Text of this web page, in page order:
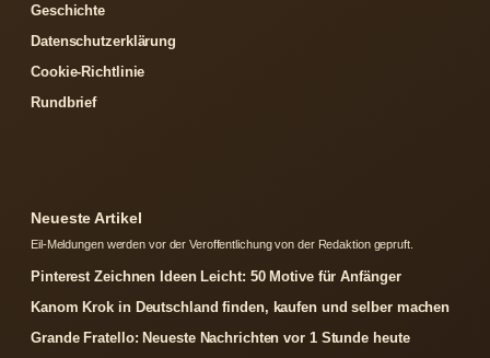
Geschichte
Datenschutzerklärung
Cookie-Richtlinie
Rundbrief
Neueste Artikel
Eil-Meldungen werden vor der Veroffentlichung von der Redaktion gepruft.
Pinterest Zeichnen Ideen Leicht: 50 Motive für Anfänger
Kanom Krok in Deutschland finden, kaufen und selber machen
Grande Fratello: Neueste Nachrichten vor 1 Stunde heute